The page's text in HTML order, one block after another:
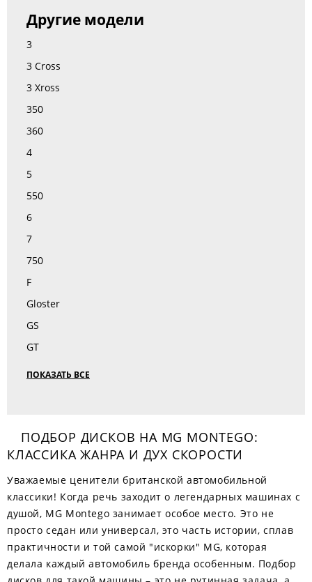
Другие модели
3
3 Cross
3 Xross
350
360
4
5
550
6
7
750
F
Gloster
GS
GT
ПОКАЗАТЬ ВСЕ
ПОДБОР ДИСКОВ НА MG MONTEGO:
КЛАССИКА ЖАНРА И ДУХ СКОРОСТИ
Уважаемые ценители британской автомобильной
классики! Когда речь заходит о легендарных машинах с
душой, MG Montego занимает особое место. Это не
просто седан или универсал, это часть истории, сплав
практичности и той самой "искорки" MG, которая
делала каждый автомобиль бренда особенным. Подбор